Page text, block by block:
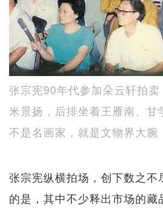
张宗宪90年代参加朵云轩拍
米景扬，后排坐着王雁南、甘
不是名画家，就是文物界大腕
张宗宪纵横拍场，创下数之不
的是，其中不少释出市场的藏